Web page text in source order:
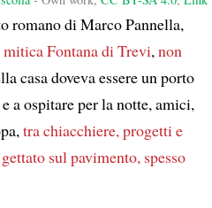
romano di Marco Pannella,
Fontana di Trevi, non
casa doveva essere un porto
a ospitare per la notte, amici,
tra chiacchiere, progetti e
sul pavimento, spesso